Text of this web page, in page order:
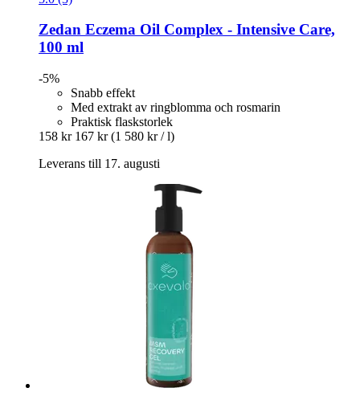
Zedan Eczema Oil Complex -​ Intensive Care,
100 ml
-5%
Snabb effekt
Med extrakt av ringblomma och rosmarin
Praktisk flaskstorlek
158 kr 167 kr (1 580 kr / l)
Leverans till 17. augusti